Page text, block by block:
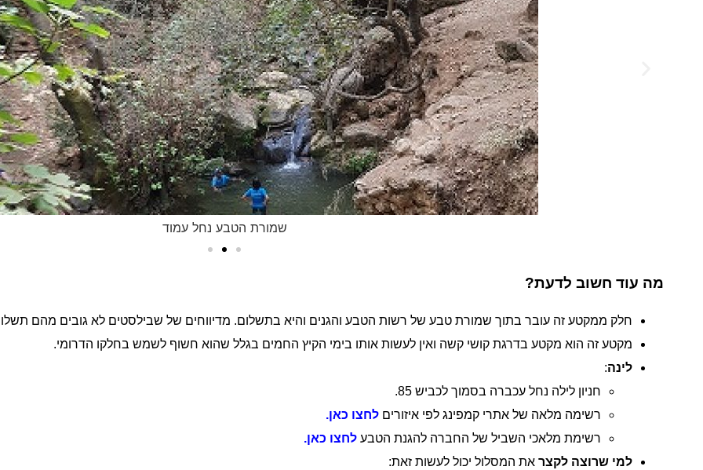
שמורת הטבע נחל עמוד
מה עוד חשוב לדעת?
חלק ממקטע זה עובר בתוך שמורת טבע של רשות הטבע והגנים והיא בתשלום. מדיווחים של שבילסטים לא גובים מהם
מקטע זה הוא מקטע בדרגת קושי קשה ואין לעשות אותו בימי הקיץ החמים בגלל שהוא חשוף לשמש בחלקו הדרומי.
לינה:
חניון לילה נחל עכברה בסמוך לכביש 85.
רשימה מלאה של אתרי קמפינג לפי איזורים לחצו כאן.
רשימת מלאכי השביל של החברה להגנת הטבע לחצו כאן.
למי שרוצה לקצר את המסלול יכול לעשות זאת: